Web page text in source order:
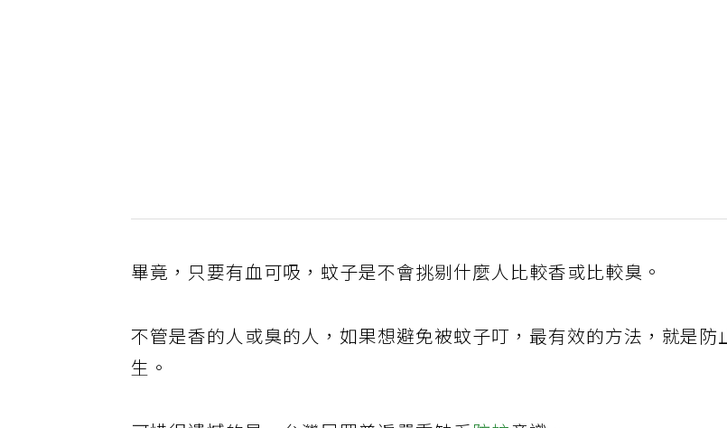
畢竟，只要有血可吸，蚊子是不會挑剔什麼人比較香或比較臭。
不管是香的人或臭的人，如果想避免被蚊子叮，最有效的方法，就是防
生。